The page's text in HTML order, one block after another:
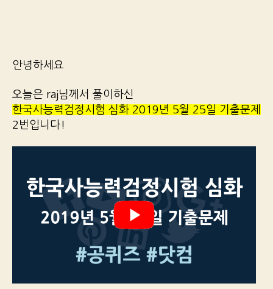
안녕하세요
오늘은 raj님께서 풀이하신
한국사능력검정시험 심화 2019년 5월 25일 기출문제
2번입니다!